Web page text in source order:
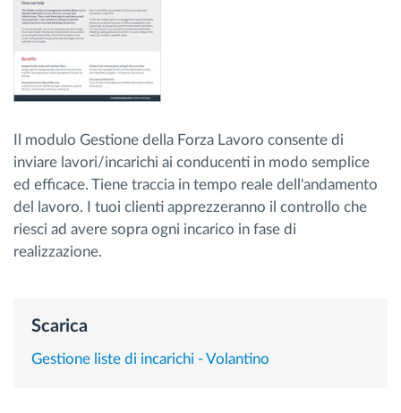
Gestione carburante
Pianificazione dei percorsi e monitoraggio
Scopri tutte le caratteristiche
Come risolviamo tutte le attività della flotta
Il modulo Gestione della Forza Lavoro consente di
inviare lavori/incarichi ai conducenti in modo semplice
ed efficace. Tiene traccia in tempo reale dell'andamento
del lavoro. I tuoi clienti apprezzeranno il controllo che
riesci ad avere sopra ogni incarico in fase di
realizzazione.
Scarica
Gestione liste di incarichi - Volantino